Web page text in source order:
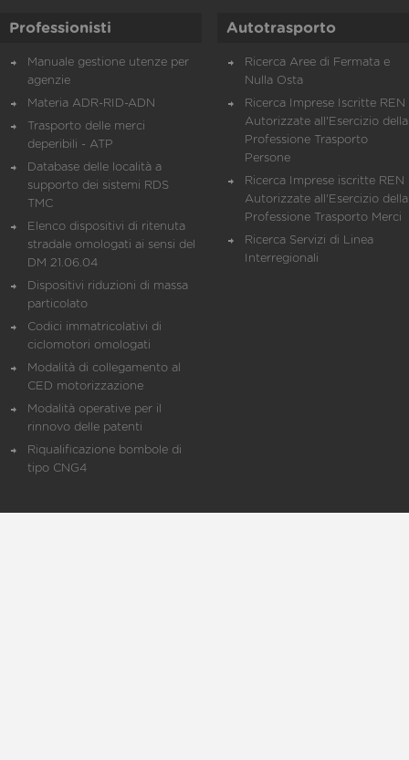
Professionisti
Manuale gestione utenze per
agenzie
Materia ADR-RID-ADN
Trasporto delle merci
deperibili - ATP
Database delle località a
supporto dei sistemi RDS
TMC
Elenco dispositivi di ritenuta
stradale omologati ai sensi del
DM 21.06.04
Dispositivi riduzioni di massa
particolato
Codici immatricolativi di
ciclomotori omologati
Modalità di collegamento al
CED motorizzazione
Modalità operative per il
rinnovo delle patenti
Riqualificazione bombole di
tipo CNG4
Autotrasporto
Ricerca Aree di Fermata e
Nulla Osta
Ricerca Imprese Iscritte REN
Autorizzate all'Esercizio della
Professione Trasporto
Persone
Ricerca Imprese iscritte REN
Autorizzate all'Esercizio della
Professione Trasporto Merci
Ricerca Servizi di Linea
Interregionali